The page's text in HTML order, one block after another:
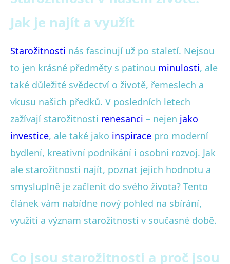
Jak je najít a využít
Starožitnosti nás fascinují už po staletí. Nejsou
to jen krásné předměty s patinou minulosti, ale
také důležité svědectví o životě, řemeslech a
vkusu našich předků. V posledních letech
zažívají starožitnosti renesanci – nejen jako
investice, ale také jako inspirace pro moderní
bydlení, kreativní podnikání i osobní rozvoj. Jak
ale starožitnosti najít, poznat jejich hodnotu a
smysluplně je začlenit do svého života? Tento
článek vám nabídne nový pohled na sbírání,
využití a význam starožitností v současné době.
Co jsou starožitnosti a proč jsou